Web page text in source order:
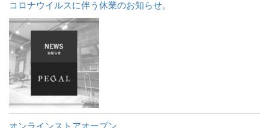
コロナウイルスに伴う休業のお知らせ。